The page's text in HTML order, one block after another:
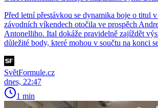
Před letní přestávkou se dynamika boje o titul
závodních víkendech otočila ve prospěch
Antonelliho. Ital dokáže pravidelně zajíždět
důležité body, které mohou v součtu na konci
SvětFormule.cz
dnes, 22:47
1 min